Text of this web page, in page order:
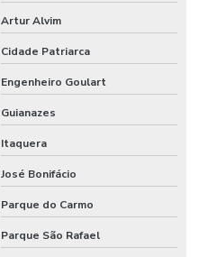
Artur Alvim
Cidade Patriarca
Engenheiro Goulart
Guianazes
Itaquera
José Bonifácio
Parque do Carmo
Parque São Rafael